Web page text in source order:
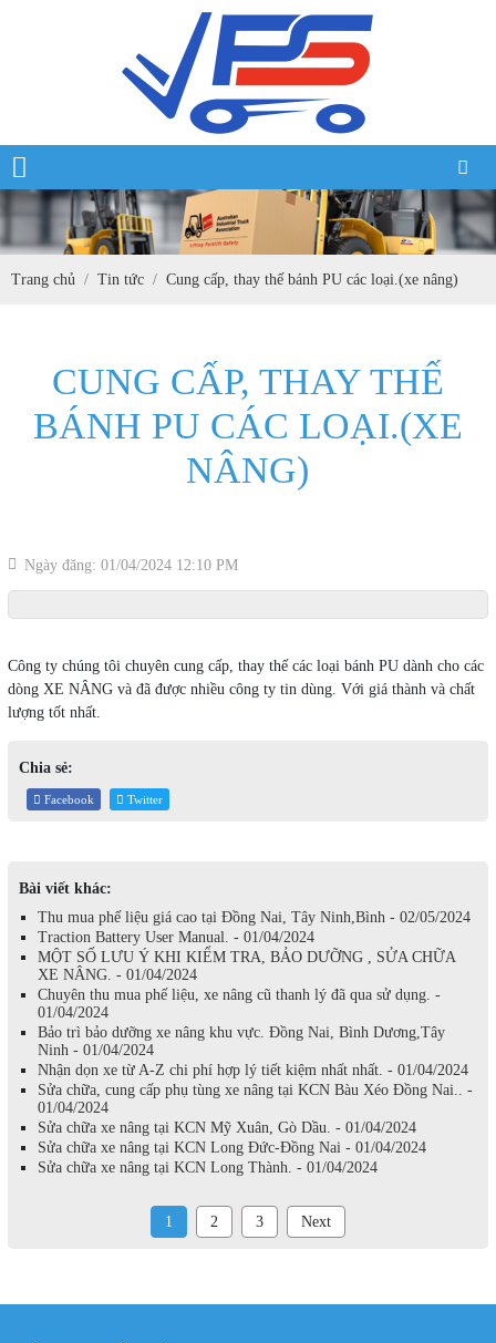
Trang chủ Tin tức Cung cấp, thay thế bánh PU các loại.(xe nâng)
CUNG CẤP, THAY THẾ
BÁNH PU CÁC LOẠI.(XE
NÂNG)
Ngày đăng: 01/04/2024 12:10 PM
Công ty chúng tôi chuyên cung cấp, thay thế các loại bánh PU dành cho các
dòng XE NÂNG và đã được nhiều công ty tin dùng. Với giá thành và chất
lượng tốt nhất.
Chia sẻ:
Facebook Twitter
Bài viết khác:
Thu mua phế liệu giá cao tại Đồng Nai, Tây Ninh,Bình - 02/05/2024
Traction Battery User Manual. - 01/04/2024
MỘT SỐ LƯU Ý KHI KIỂM TRA, BẢO DƯỠNG , SỬA CHỮA
XE NÂNG. - 01/04/2024
Chuyên thu mua phế liệu, xe nâng cũ thanh lý đã qua sử dụng. -
01/04/2024
Bảo trì bảo dưỡng xe nâng khu vực. Đồng Nai, Bình Dương,Tây
Ninh - 01/04/2024
Nhận dọn xe từ A-Z chi phí hợp lý tiết kiệm nhất nhất. - 01/04/2024
Sửa chữa, cung cấp phụ tùng xe nâng tại KCN Bàu Xéo Đồng Nai.. -
01/04/2024
Sửa chữa xe nâng tại KCN Mỹ Xuân, Gò Dầu. - 01/04/2024
Sửa chữa xe nâng tại KCN Long Đức-Đồng Nai - 01/04/2024
Sửa chữa xe nâng tại KCN Long Thành. - 01/04/2024
1 2 3 Next